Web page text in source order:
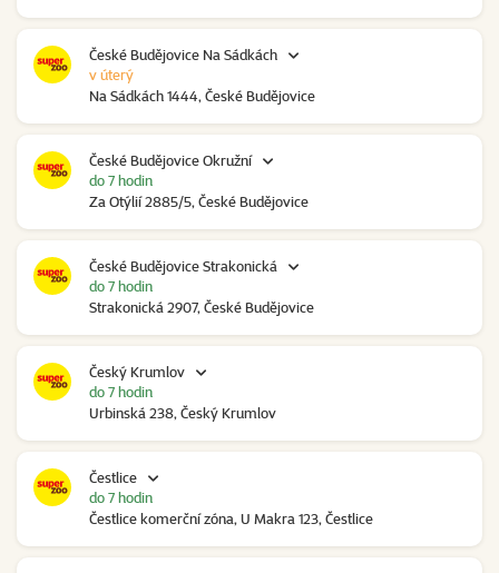
České Budějovice Na Sádkách
Na Sádkách 1444, České Budějovice
v úterý
České Budějovice Okružní
Za Otýlií 2885/5, České Budějovice
do 7 hodin
České Budějovice Strakonická
Strakonická 2907, České Budějovice
do 7 hodin
Český Krumlov
Urbinská 238, Český Krumlov
do 7 hodin
Čestlice
Čestlice komerční zóna, U Makra 123, Čestlice
do 7 hodin